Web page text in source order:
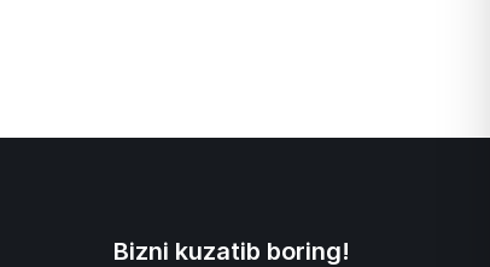
Bizni kuzatib boring!